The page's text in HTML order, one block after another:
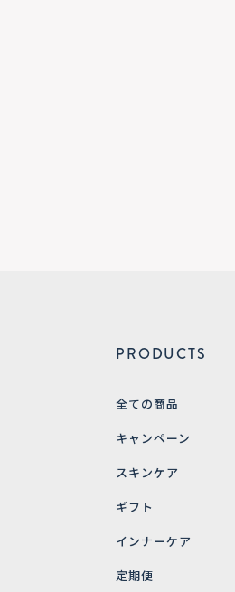
PRODUCTS
全ての商品
キャンペーン
スキンケア
ギフト
インナーケア
定期便